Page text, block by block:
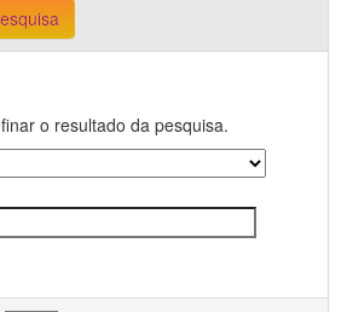
o resultado da pesquisa.